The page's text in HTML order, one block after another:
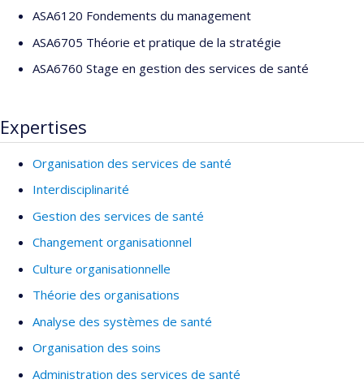
ASA6120 Fondements du management
ASA6705 Théorie et pratique de la stratégie
ASA6760 Stage en gestion des services de santé
Expertises
Organisation des services de santé
Interdisciplinarité
Gestion des services de santé
Changement organisationnel
Culture organisationnelle
Théorie des organisations
Analyse des systèmes de santé
Organisation des soins
Administration des services de santé